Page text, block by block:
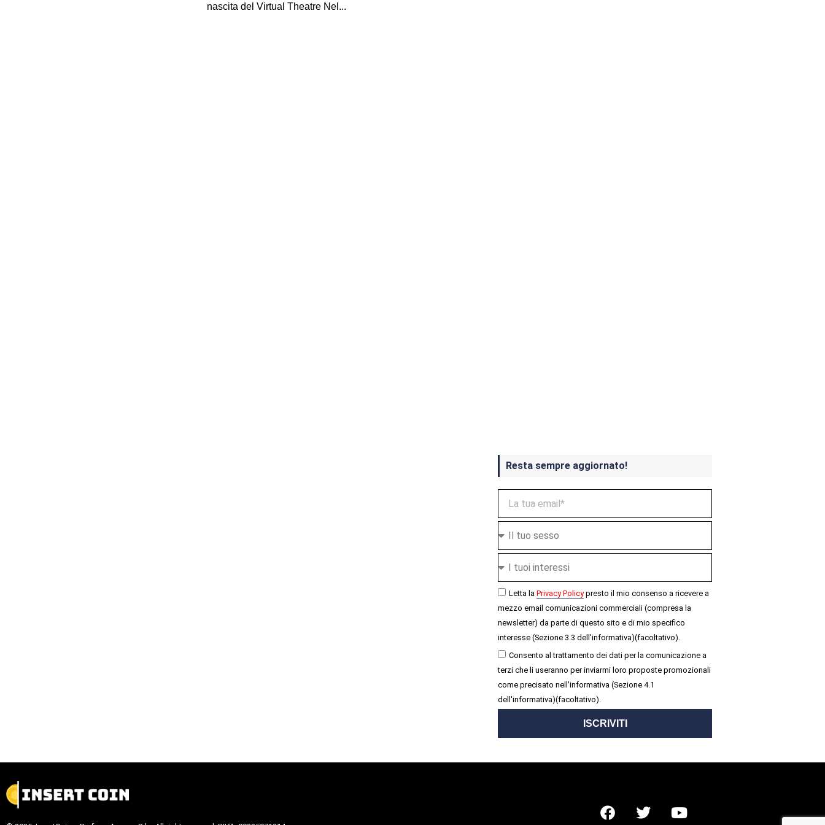
nascita del Virtual Theatre Nel...
Resta sempre aggiornato!
Letta la Privacy Policypresto il mio consenso a ricevere a
mezzo email comunicazioni commerciali (compresa la
newsletter) da parte di questo sito e di mio specifico
interesse (Sezione 3.3 dell'informativa)(facoltativo).
Consento al trattamento dei dati per la comunicazione a
terzi che li useranno per inviarmi loro proposte promozionali
come precisato nell'informativa (Sezione 4.1
dell'informativa)(facoltativo).
ISCRIVITI